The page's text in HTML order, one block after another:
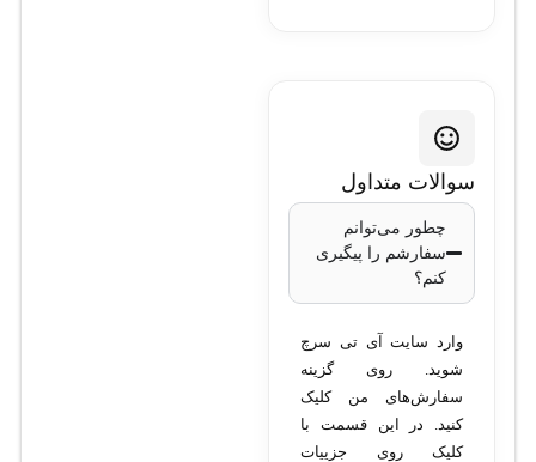
سوالات متداول
چطور می‌توانم
سفارشم را پیگیری
کنم؟
وارد سایت آی تی سرچ
شوید. روی گزینه
سفارش‌های من کلیک
کنید. در این قسمت با
کلیک روی جزییات